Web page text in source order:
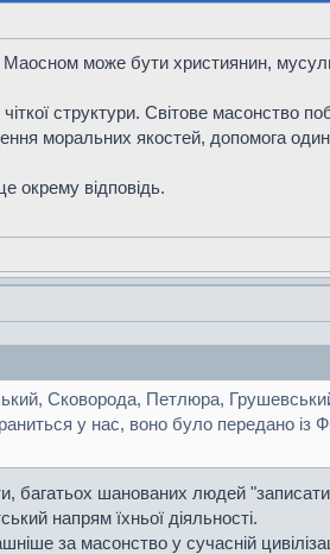
може бути християнин,
структури. Світове масонство
моральних якостей, допомога
окрему відповідь.
Сковорода, Петлюра,
у нас, воно було передано із
багатьох шанованих людей
напрям їхньої діяльності.
за масонство у сучасній